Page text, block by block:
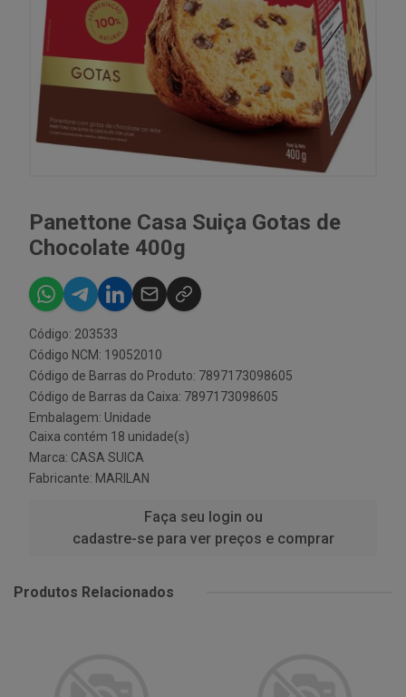
Panettone Casa Suiça Gotas de
Chocolate 400g
Código: 203533
Código NCM: 19052010
Código de Barras do Produto: 7897173098605
Código de Barras da Caixa: 7897173098605
Embalagem: Unidade
Caixa contém 18 unidade(s)
Marca: CASA SUICA
Fabricante: MARILAN
Faça seu login ou
cadastre-se para ver preços e comprar
Produtos Relacionados